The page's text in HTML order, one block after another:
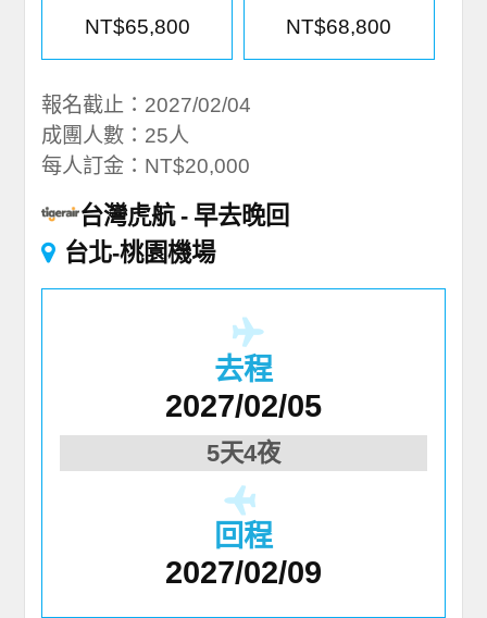
NT$65,800 NT$68,800
報名截止：2027/02/04
成團人數：25人
每人訂金：NT$20,000
台灣虎航
早去晚回
台北-桃園機場
去程
2027/02/05
5天4夜
回程
2027/02/09